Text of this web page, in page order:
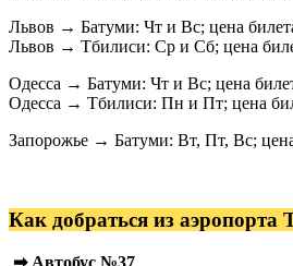
Львов → Батуми: Чт и Вс; цена
Львов → Тбилиси: Ср и Сб; цена
Одесса → Батуми: Чт и Вс; цена
Одесса → Тбилиси: Пн и Пт; цена
Запорожье → Батуми: Вт, Пт, Вс;
Как добраться из аэропорта